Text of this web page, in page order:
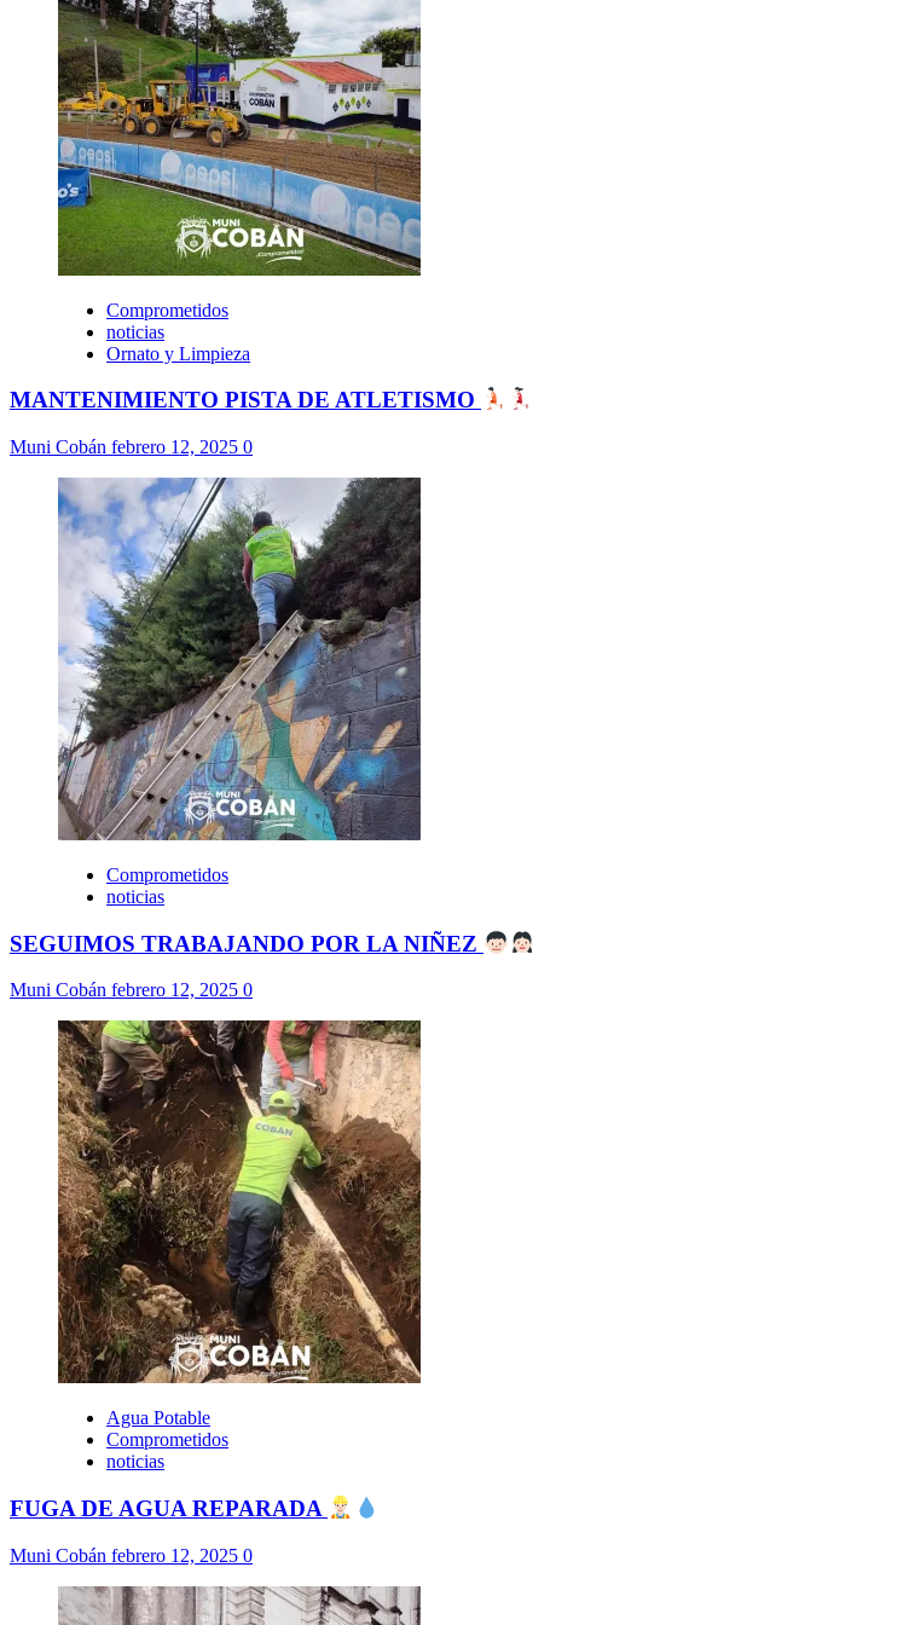
Comprometidos
noticias
Ornato y Limpieza
MANTENIMIENTO PISTA DE ATLETISMO
Muni Cobán febrero 12, 2025 0
Comprometidos
noticias
SEGUIMOS TRABAJANDO POR LA NIÑEZ
Muni Cobán febrero 12, 2025 0
Agua Potable
Comprometidos
noticias
FUGA DE AGUA REPARADA
Muni Cobán febrero 12, 2025 0